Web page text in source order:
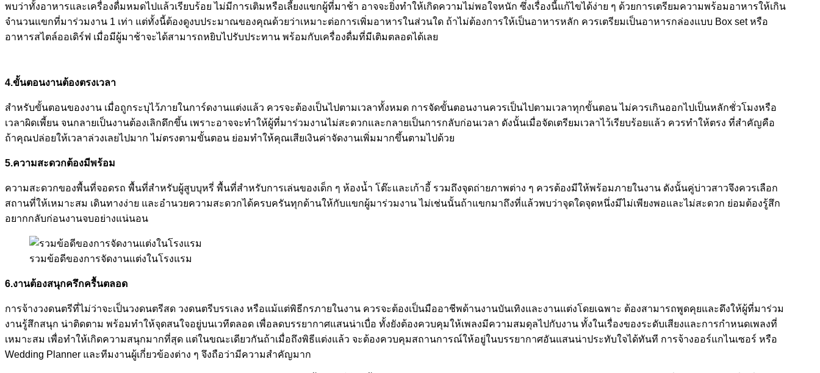
พบว่าทั้งอาหารและเครื่องดื่มหมดไปแล้วเรียบร้อย ไม่มีการเติมหรือเลี้ยงแขกผู้ที่มาช้า อาจจะยิ่งทำให้เกิดความไม่พอใจหนัก ซึ่งเรื่องนี้แก้ไขได้ง่าย ๆ ด้วยการเตรียมความพร้อมอาหารให้เกิน
จำนวนแขกที่มาร่วมงาน 1 เท่า แต่ทั้งนี้ต้องดูงบประมาณของคุณด้วยว่าเหมาะต่อการเพิ่มอาหารในส่วนใด ถ้าไม่ต้องการให้เป็นอาหารหลัก ควรเตรียมเป็นอาหารกล่องแบบ Box set หรือ
อาหารสไตล์ออเดิร์ฟ เมื่อมีผู้มาช้าจะได้สามารถหยิบไปรับประทาน พร้อมกับเครื่องดื่มที่มีเติมตลอดได้เลย
4.ขั้นตอนงานต้องตรงเวลา
สำหรับขั้นตอนของงาน เมื่อถูกระบุไว้ภายในการ์ดงานแต่งแล้ว ควรจะต้องเป็นไปตามเวลาทั้งหมด การจัดขั้นตอนงานควรเป็นไปตามเวลาทุกขั้นตอน ไม่ควรเกินออกไปเป็นหลักชั่วโมงหรือ
เวลาผิดเพี้ยน จนกลายเป็นงานต้องเลิกดึกขึ้น เพราะอาจจะทำให้ผู้ที่มาร่วมงานไม่สะดวกและกลายเป็นการกลับก่อนเวลา ดังนั้นเมื่อจัดเตรียมเวลาไว้เรียบร้อยแล้ว ควรทำให้ตรง ที่สำคัญคือ
ถ้าคุณปล่อยให้เวลาล่วงเลยไปมาก ไม่ตรงตามขั้นตอน ย่อมทำให้คุณเสียเงินค่าจัดงานเพิ่มมากขึ้นตามไปด้วย
5.ความสะดวกต้องมีพร้อม
ความสะดวกของพื้นที่จอดรถ พื้นที่สำหรับผู้สูบบุหรี่ พื้นที่สำหรับการเล่นของเด็ก ๆ ห้องน้ำ โต๊ะและเก้าอี้ รวมถึงจุดถ่ายภาพต่าง ๆ ควรต้องมีให้พร้อมภายในงาน ดังนั้นคู่บ่าวสาวจึงควรเลือก
สถานที่ให้เหมาะสม เดินทางง่าย และอำนวยความสะดวกได้ครบครันทุกด้านให้กับแขกผู้มาร่วมงาน ไม่เช่นนั้นถ้าแขกมาถึงที่แล้วพบว่าจุดใดจุดหนึ่งมีไม่เพียงพอและไม่สะดวก ย่อมต้องรู้สึก
อยากกลับก่อนงานจบอย่างแน่นอน
รวมข้อดีของการจัดงานแต่งในโรงแรม
6.งานต้องสนุกครึกครื้นตลอด
การจ้างวงดนตรีที่ไม่ว่าจะเป็นวงดนตรีสด วงดนตรีบรรเลง หรือแม้แต่พิธีกรภายในงาน ควรจะต้องเป็นมืออาชีพด้านงานบันเทิงและงานแต่งโดยเฉพาะ ต้องสามารถพูดคุยและดึงให้ผู้ที่มาร่วม
งานรู้สึกสนุก น่าติดตาม พร้อมทำให้จุดสนใจอยู่บนเวทีตลอด เพื่อลดบรรยากาศแสนน่าเบื่อ ทั้งยังต้องควบคุมให้เพลงมีความสมดุลไปกับงาน ทั้งในเรื่องของระดับเสียงและการกำหนดเพลงที่
เหมาะสม เพื่อทำให้เกิดความสนุกมากที่สุด แต่ในขณะเดียวกันถ้าเมื่อถึงพิธีแต่งแล้ว จะต้องควบคุมสถานการณ์ให้อยู่ในบรรยากาศอันแสนน่าประทับใจได้ทันที การจ้างออร์แกไนเซอร์ หรือ
Wedding Planner และทีมงานผู้เกี่ยวข้องต่าง ๆ จึงถือว่ามีความสำคัญมาก